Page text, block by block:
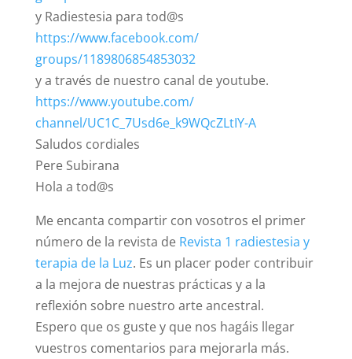
y Radiestesia para tod@s
https://www.facebook.com/
groups/1189806854853032
y a través de nuestro canal de youtube.
https://www.youtube.com/
channel/UC1C_7Usd6e_ k9WQcZLtIY-A
Saludos cordiales
Pere Subirana
Hola a tod@s
Me encanta compartir con vosotros el primer
número de la revista de Revista 1 radiestesia y
terapia de la Luz. Es un placer poder contribuir
a la mejora de nuestras prácticas y a la
reflexión sobre nuestro arte ancestral.
Espero que os guste y que nos hagáis llegar
vuestros comentarios para mejorarla más.